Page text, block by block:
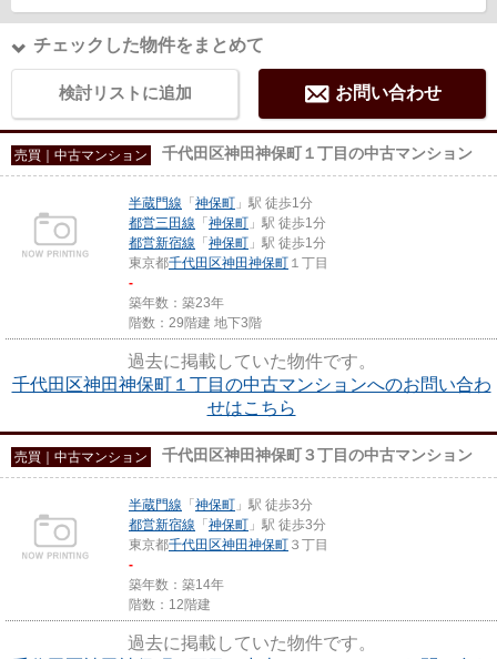
チェックした物件をまとめて
検討リストに追加 お問い合わせ
売買｜中古マンション 千代田区神田神保町１丁目の中古マンション
半蔵門線 「神保町 」駅 徒歩1分
都営三田線 「神保町 」駅 徒歩1分
都営新宿線 「神保町 」駅 徒歩1分
東京都千代田区神田神保町 １丁目
-
築年数：築23年
階数：29階建 地下3階
過去に掲載していた物件です。
千代田区神田神保町１丁目の中古マンションへのお問い合わ
せはこちら
売買｜中古マンション 千代田区神田神保町３丁目の中古マンション
半蔵門線 「神保町 」駅 徒歩3分
都営新宿線 「神保町 」駅 徒歩3分
東京都千代田区神田神保町 ３丁目
-
築年数：築14年
階数：12階建
過去に掲載していた物件です。